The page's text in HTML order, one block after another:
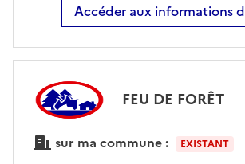
Accéder aux informations
FEU DE FORÊT
sur ma commune : EXISTANT